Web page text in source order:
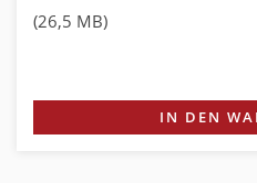
(26,5 MB)
IN DEN